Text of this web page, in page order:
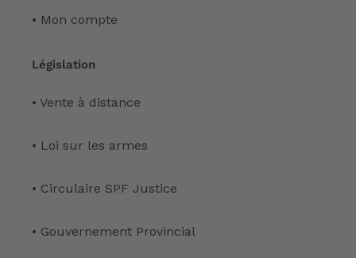
• Mon compte
Législation
• Vente à distance
• Loi sur les armes
• Circulaire SPF Justice
• Gouvernement Provincial